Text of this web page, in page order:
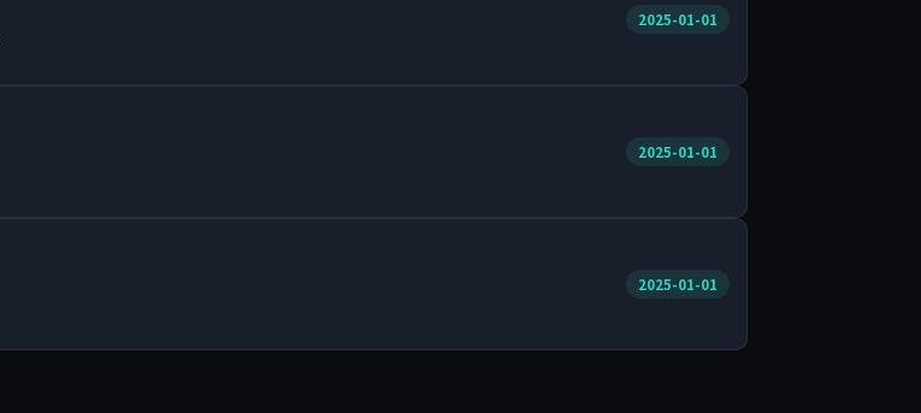
2025-01-01
2025-01-01
2025-01-01